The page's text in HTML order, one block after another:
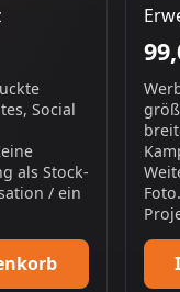
Social
als Stock-
/ ein